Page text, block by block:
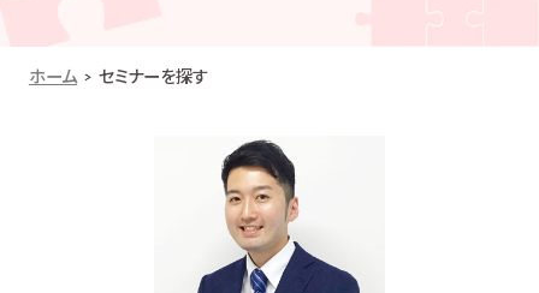
ホーム セミナーを探す